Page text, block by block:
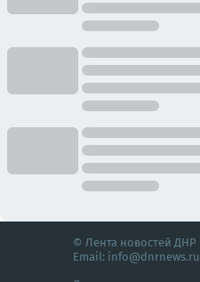
© Лента новостей ДНР
Email: info@dnrnews.ru